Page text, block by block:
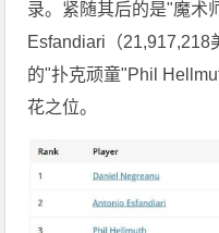
录。紧随其后的是"魔术
Esfandiari（21,917,218
的"扑克顽童"Phil
花之位。